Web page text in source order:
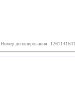
Номер депонирования: 1261141641